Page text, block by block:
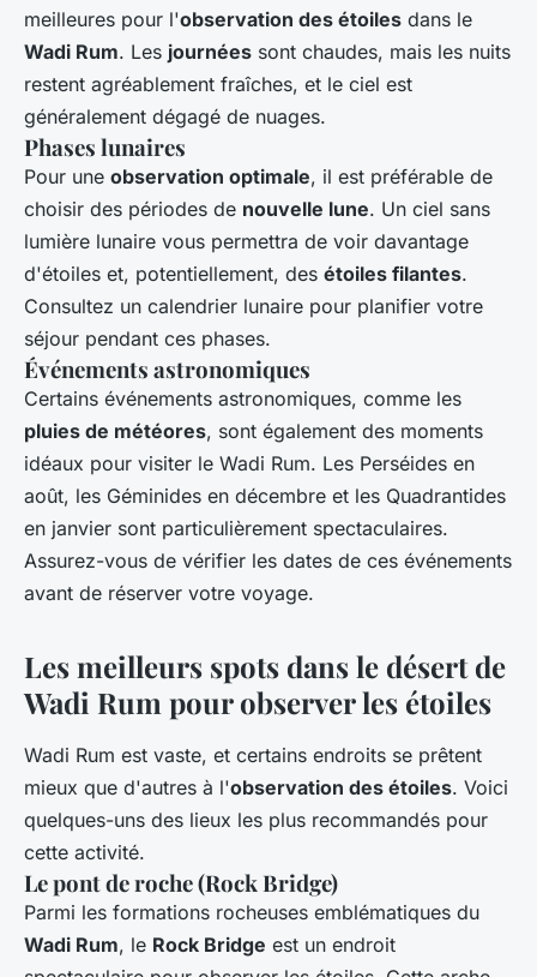
meilleures pour l'observation des étoiles dans le
Wadi Rum. Les journées sont chaudes, mais les nuits
restent agréablement fraîches, et le ciel est
généralement dégagé de nuages.
Phases lunaires
Pour une observation optimale, il est préférable de
choisir des périodes de nouvelle lune. Un ciel sans
lumière lunaire vous permettra de voir davantage
d'étoiles et, potentiellement, des étoiles filantes.
Consultez un calendrier lunaire pour planifier votre
séjour pendant ces phases.
Événements astronomiques
Certains événements astronomiques, comme les
pluies de météores, sont également des moments
idéaux pour visiter le Wadi Rum. Les Perséides en
août, les Géminides en décembre et les Quadrantides
en janvier sont particulièrement spectaculaires.
Assurez-vous de vérifier les dates de ces événements
avant de réserver votre voyage.
Les meilleurs spots dans le désert de
Wadi Rum pour observer les étoiles
Wadi Rum est vaste, et certains endroits se prêtent
mieux que d'autres à l'observation des étoiles. Voici
quelques-uns des lieux les plus recommandés pour
cette activité.
Le pont de roche (Rock Bridge)
Parmi les formations rocheuses emblématiques du
Wadi Rum, le Rock Bridge est un endroit